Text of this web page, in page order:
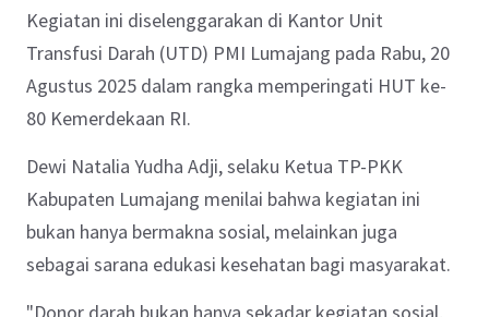
Kegiatan ini diselenggarakan di Kantor Unit
Transfusi Darah (UTD) PMI Lumajang pada Rabu, 20
Agustus 2025 dalam rangka memperingati HUT ke-
80 Kemerdekaan RI.
Dewi Natalia Yudha Adji, selaku Ketua TP-PKK
Kabupaten Lumajang menilai bahwa kegiatan ini
bukan hanya bermakna sosial, melainkan juga
sebagai sarana edukasi kesehatan bagi masyarakat.